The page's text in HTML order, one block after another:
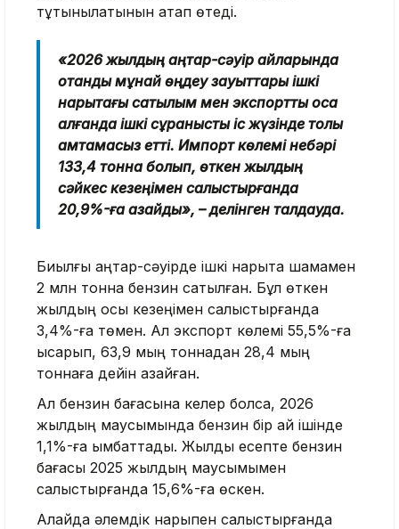
тұтынылатынын атап өтеді.
«2026 жылдың қаңтар-сәуір айларында
отандық мұнай өңдеу зауыттары ішкі
нарықтағы сатылым мен экспортты қоса
алғанда ішкі сұранысты іс жүзінде толық
қамтамасыз етті. Импорт көлемі небәрі
133,4 тонна болып, өткен жылдың
сәйкес кезеңімен салыстырғанда
20,9%-ға азайды», – делінген талдауда.
Биылғы қаңтар-сәуірде ішкі нарықта шамамен
2 млн тонна бензин сатылған. Бұл өткен
жылдың осы кезеңімен салыстырғанда
3,4%-ға төмен. Ал экспорт көлемі 55,5%-ға
қысқарып, 63,9 мың тоннадан 28,4 мың
тоннаға дейін азайған.
Ал бензин бағасына келер болсақ, 2026
жылдың маусымында бензин бір ай ішінде
1,1%-ға қымбаттады. Жылдық есепте бензин
бағасы 2025 жылдың маусымымен
салыстырғанда 15,6%-ға өскен.
Алайда әлемдік нарықпен салыстырғанда